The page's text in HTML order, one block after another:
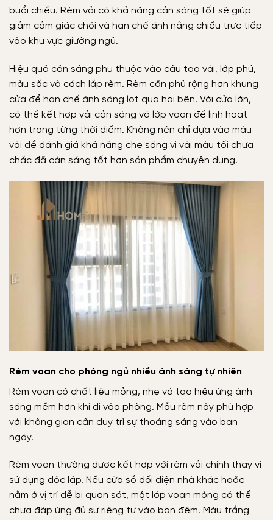
buổi chiều. Rèm vải có khả năng cản sáng tốt sẽ giúp
giảm cảm giác chói và hạn chế ánh nắng chiếu trực tiếp
vào khu vực giường ngủ.
Hiệu quả cản sáng phụ thuộc vào cấu tạo vải, lớp phủ,
màu sắc và cách lắp rèm. Rèm cần phủ rộng hơn khung
cửa để hạn chế ánh sáng lọt qua hai bên. Với cửa lớn,
có thể kết hợp vải cản sáng và lớp voan để linh hoạt
hơn trong từng thời điểm. Không nên chỉ dựa vào màu
vải để đánh giá khả năng che sáng vì vải màu tối chưa
chắc đã cản sáng tốt hơn sản phẩm chuyên dụng.
Rèm voan cho phòng ngủ nhiều ánh sáng tự nhiên
Rèm voan có chất liệu mỏng, nhẹ và tạo hiệu ứng ánh
sáng mềm hơn khi đi vào phòng. Mẫu rèm này phù hợp
với không gian cần duy trì sự thoáng sáng vào ban
ngày.
Rèm voan thường được kết hợp với rèm vải chính thay vì
sử dụng độc lập. Nếu cửa sổ đối diện nhà khác hoặc
nằm ở vị trí dễ bị quan sát, một lớp voan mỏng có thể
chưa đáp ứng đủ sự riêng tư vào ban đêm. Màu trắng